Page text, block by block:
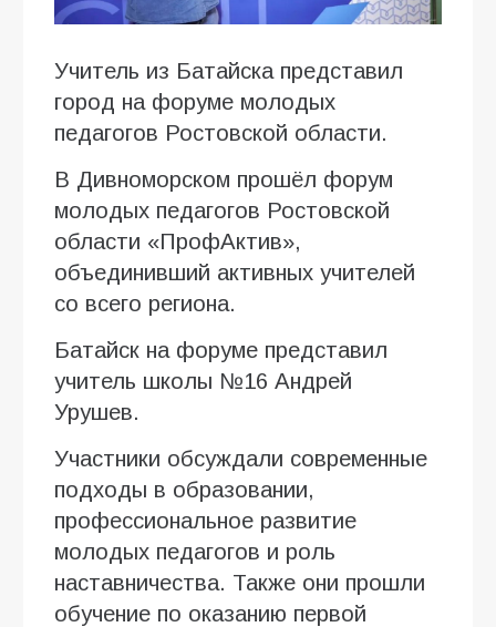
Учитель из Батайска представил
город на форуме молодых
педагогов Ростовской области.
В Дивноморском прошёл форум
молодых педагогов Ростовской
области «ПрофАктив»,
объединивший активных учителей
со всего региона.
Батайск на форуме представил
учитель школы №16 Андрей
Урушев.
Участники обсуждали современные
подходы в образовании,
профессиональное развитие
молодых педагогов и роль
наставничества. Также они прошли
обучение по оказанию первой